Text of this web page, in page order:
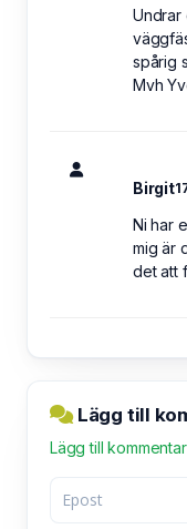
Undrar
spårig
Mvh
Birgit
Ni har
mig är
det att
Lägg till
Lägg till kommentar